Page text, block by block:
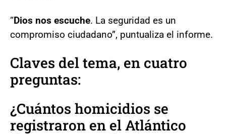
“Dios nos escuche. La seguridad es un
compromiso ciudadano”, puntualiza el informe.
Claves del tema, en cuatro
preguntas:
¿Cuántos homicidios se
registraron en el Atlántico